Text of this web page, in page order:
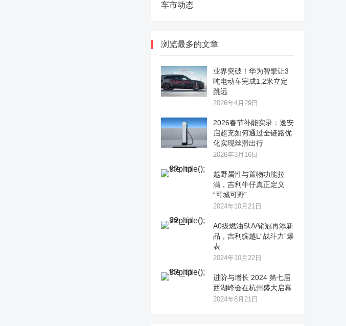
车市动态
浏览最多的文章
业界突破！华为智擎让3
吨电动车完成1.2米立定
跳远
2026年4月29日
2026春节补能实录：逸安
启超充如何通过全链路优
化实现丝滑出行
2026年3月16日
越野属性与置物功能拉
满，吉利牛仔真正定义
“可城可野”
2024年10月21日
A0级燃油SUV销冠再添新
品，吉利缤越L“战斗力”爆
表
2024年10月22日
进阶与增长 2024 第七届
西湖峰会在杭州盛大启幕
2024年8月21日